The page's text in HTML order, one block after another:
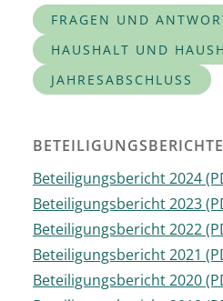
FRAGEN UND
HAUSHALT UND
JAHRESABSCHLUSS
Beteiligungsbericht 2024
Beteiligungsbericht 2023
Beteiligungsbericht 2022
Beteiligungsbericht 2021
Beteiligungsbericht 2020